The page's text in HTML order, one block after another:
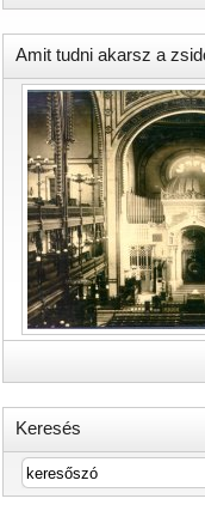
Amit tudni akarsz a
Keresés